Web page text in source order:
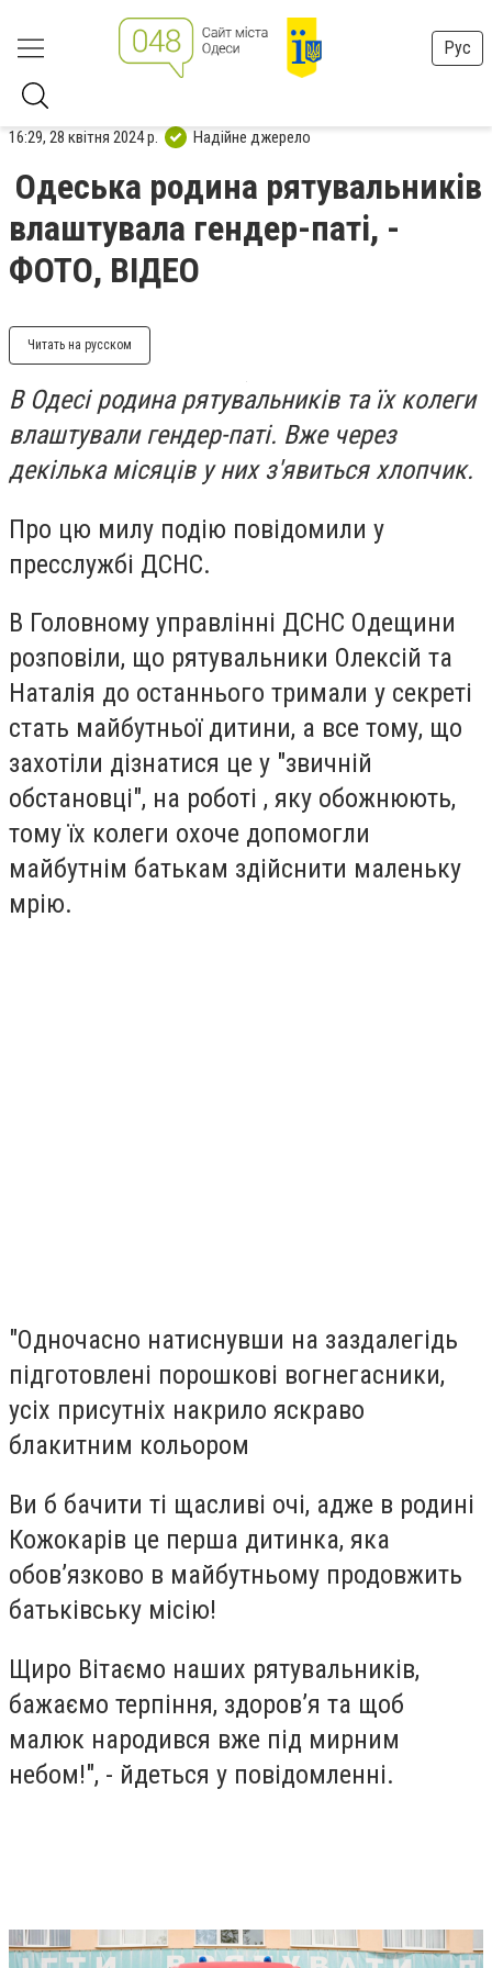
Рус
16:29, 28 квітня 2024 р. Надійне джерело
Одеська родина рятувальників
влаштувала гендер-паті, -
ФОТО, ВІДЕО
Читать на русском
В Одесі родина рятувальників та їх колеги
влаштували гендер-паті. Вже через
декілька місяців у них з'явиться хлопчик.
Про цю милу подію повідомили у
пресслужбі ДСНС.
В Головному управлінні ДСНС Одещини
розповіли, що рятувальники Олексій та
Наталія до останнього тримали у секреті
стать майбутньої дитини, а все тому, що
захотіли дізнатися це у "звичній
обстановці", на роботі , яку обожнюють,
тому їх колеги охоче допомогли
майбутнім батькам здійснити маленьку
мрію.
"Одночасно натиснувши на заздалегідь
підготовлені порошкові вогнегасники,
усіх присутніх накрило яскраво
блакитним кольором
Ви б бачити ті щасливі очі, адже в родині
Кожокарів це перша дитинка, яка
обовʼязково в майбутньому продовжить
батьківську місію!
Щиро Вітаємо наших рятувальників,
бажаємо терпіння, здоровʼя та щоб
малюк народився вже під мирним
небом!", - йдеться у повідомленні.